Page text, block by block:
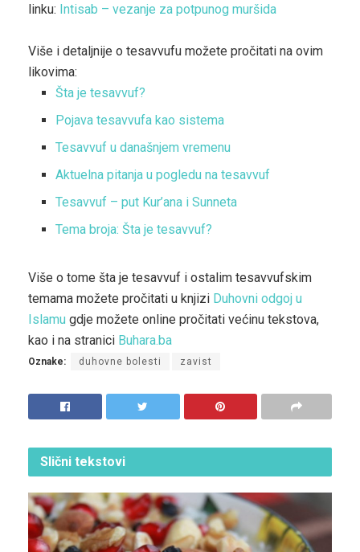
linku: Intisab – vezanje za potpunog muršida
Više i detaljnije o tesavvufu možete pročitati na ovim
likovima:
Šta je tesavvuf?
Pojava tesavvufa kao sistema
Tesavvuf u današnjem vremenu
Aktuelna pitanja u pogledu na tesavvuf
Tesavvuf – put Kur’ana i Sunneta
Tema broja: Šta je tesavvuf?
Više o tome šta je tesavvuf i ostalim tesavvufskim
temama možete pročitati u knjizi Duhovni odgoj u
Islamu gdje možete online pročitati većinu tekstova,
kao i na stranici Buhara.ba
Oznake: duhovne bolesti zavist
Slični tekstovi